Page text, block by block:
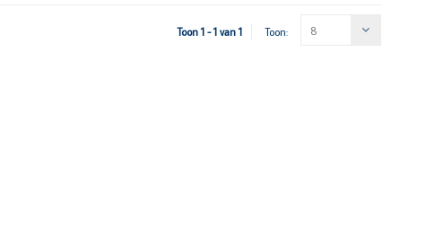
Toon 1 - 1 van 1 Toon: 8